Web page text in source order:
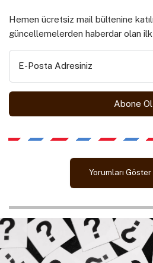
Hemen ücretsiz mail bültenine
güncellemelerden haberdar olan
E-Posta Adresiniz
Yorumları Göster